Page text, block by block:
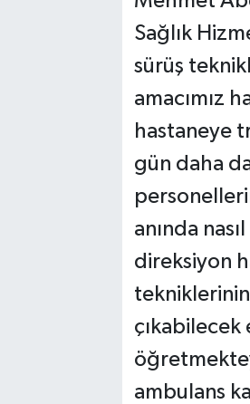
Sağlık
sürüş
amacımız
hastaneye
gün daha
anında
direksiyon
tekniklerinin
çıkabilecek
ambulans